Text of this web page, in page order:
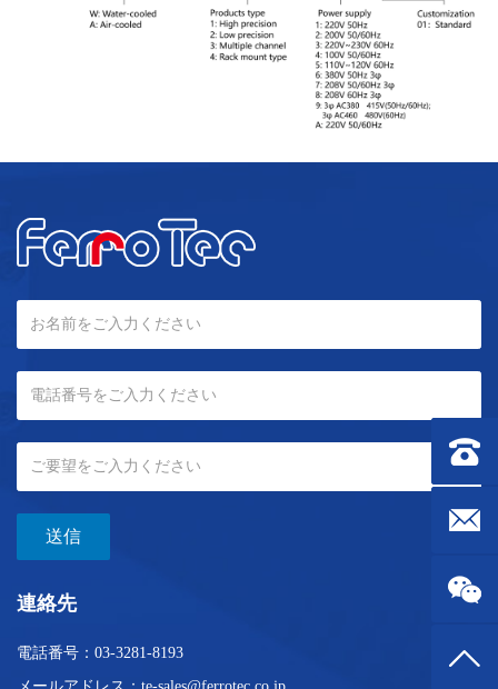
送信
連絡先
電話番号： 03-3281-8193
連絡先
メール
トップ